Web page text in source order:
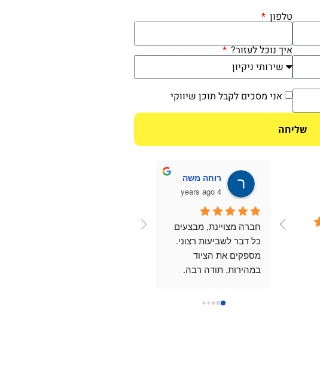
טלפון
איך נוכל לעזור?
אני מסכים לקבל תוכן שיווקי
שליחה
רוחה משה
4 years ago
במהירות. תודה רבה.